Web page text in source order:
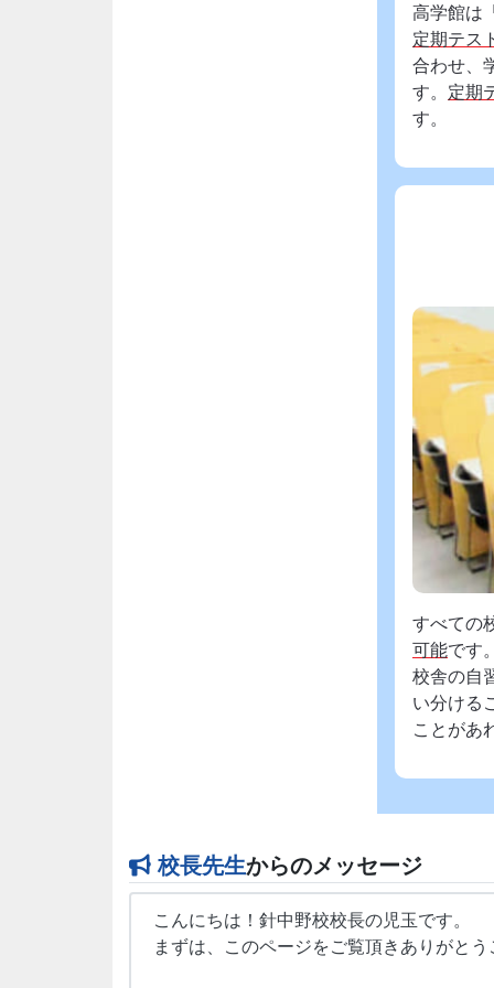
高学館は
定期テス
合わせ、
す。 定期
す。
すべての
可能です
校舎の自
い分ける
ことがあ
校長先生からのメッセージ
こんにちは！針中野校校長の児玉です。
まずは、このページをご覧頂きありがと